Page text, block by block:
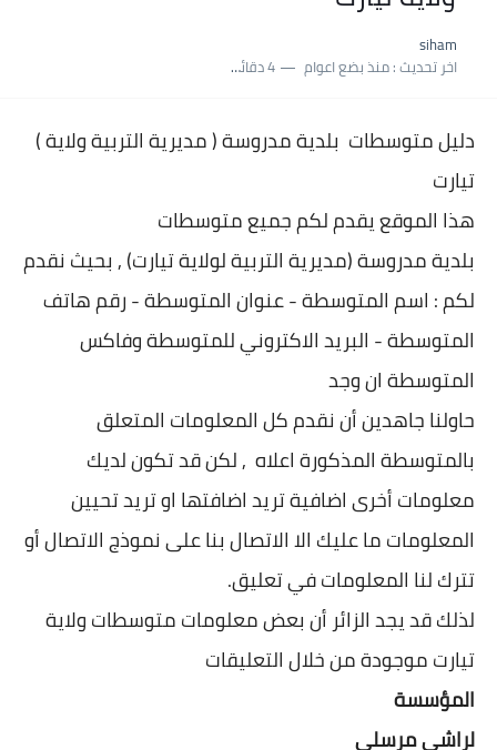
siham
اخر تحديث :منذ بضع اعوام 4 دقائق للقراءة
( دليل متوسطات بلديةمدروسة ( مديرية التربية ولاية
تيارت
هذا الموقع يقدم لكم جميع متوسطات
بلديةمدروسة (مديرية التربية لولاية تيارت) , بحيث نقدم
لكم : اسم المتوسطة - عنوان المتوسطة - رقم هاتف
المتوسطة - البريد الاكتروني للمتوسطة وفاكس
المتوسطة ان وجد
حاولنا جاهدين أن نقدم كل المعلومات المتعلق
بالمتوسطة المذكورة اعلاه , لكن قد تكون لديك
معلومات أخرى اضافية تريد اضافتها او تريد تحيين
المعلومات ما عليك الا الاتصال بنا على نموذج الاتصال أو
تترك لنا المعلومات في تعليق.
لذلك قد يجد الزائر أن بعض معلومات متوسطات ولاية
تيارت موجودة من خلال التعليقات
المؤسسة
لراشي مرسلي